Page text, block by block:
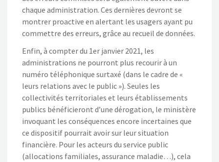
chaque administration. Ces dernières devront se
montrer proactive en alertant les usagers ayant pu
commettre des erreurs, grâce au recueil de données.
Enfin, à compter du 1er janvier 2021, les
administrations ne pourront plus recourir à un
numéro téléphonique surtaxé (dans le cadre de «
leurs relations avec le public »). Seules les
collectivités territoriales et leurs établissements
publics bénéficieront d’une dérogation, le ministère
invoquant les conséquences encore incertaines que
ce dispositif pourrait avoir sur leur situation
financière. Pour les acteurs du service public
(allocations familiales, assurance maladie…), cela